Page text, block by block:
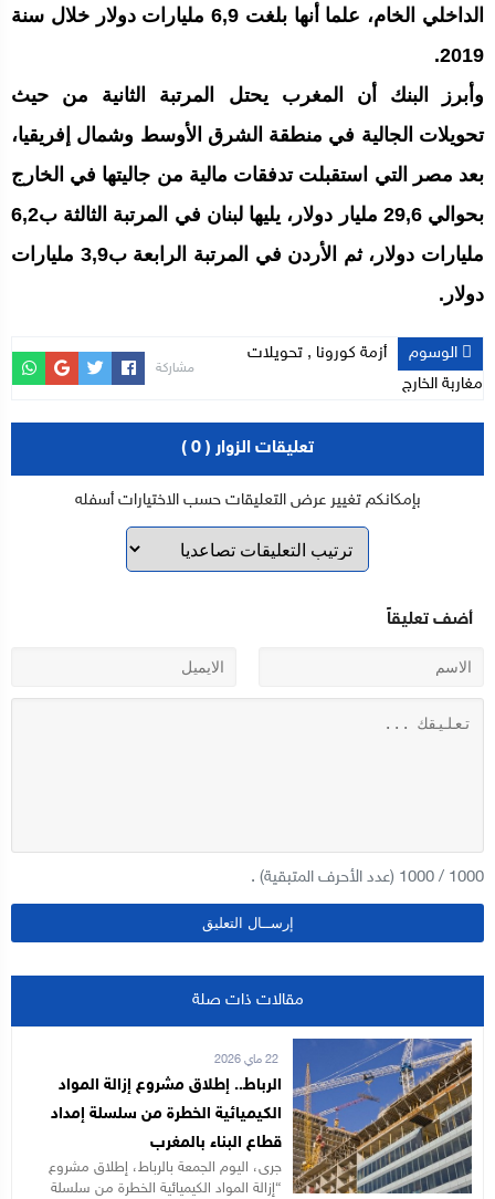
الداخلي الخام، علما أنها بلغت 6,9 مليارات دولار خلال سنة
2019.
وأبرز البنك أن المغرب يحتل المرتبة الثانية من حيث
تحويلات الجالية في منطقة الشرق الأوسط وشمال إفريقيا،
بعد مصر التي استقبلت تدفقات مالية من جاليتها في الخارج
بحوالي 29,6 مليار دولار، يليها لبنان في المرتبة الثالثة ب6,2
مليارات دولار، ثم الأردن في المرتبة الرابعة ب3,9 مليارات
دولار.
الوسوم أزمة كورونا , تحويلات
مغاربة الخارج
مشاركة
تعليقات الزوار ( 0 )
بإمكانكم تغيير عرض التعليقات حسب الاختيارات أسفله
أضف تعليقاً
1000
/
1000 (عدد الأحرف المتبقية) .
مقالات ذات صلة
22 ماي 2026
الرباط.. إطلاق مشروع إزالة المواد
الكيميائية الخطرة من سلسلة إمداد
قطاع البناء بالمغرب
جرى، اليوم الجمعة بالرباط، إطلاق مشروع
“إزالة المواد الكيميائية الخطرة من سلسلة